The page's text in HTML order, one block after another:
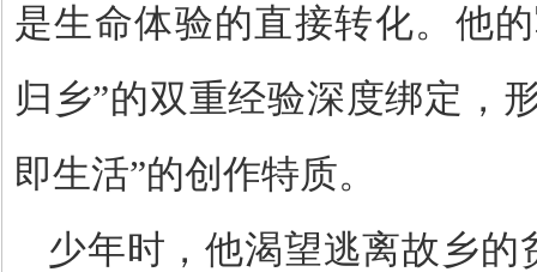
是生命体验的直接转化。他
归乡”的双重经验深度绑定，
即生活”的创作特质。
少年时，他渴望逃离故乡